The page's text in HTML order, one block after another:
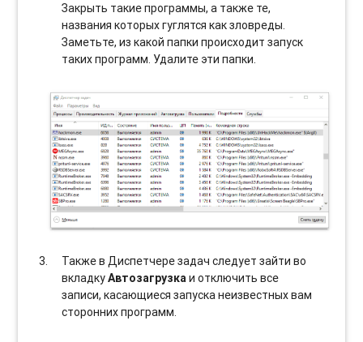
Закрыть такие программы, а также те,
названия которых гуглятся как зловреды.
Заметьте, из какой папки происходит запуск
таких программ. Удалите эти папки.
Также в Диспетчере задач следует зайти во
вкладкуАвтозагрузкаи отключить все
записи, касающиеся запуска неизвестных вам
сторонних программ.